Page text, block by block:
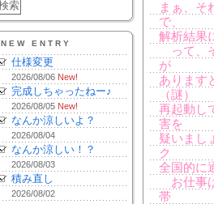
NEW ENTRY
仕様変更
2026/08/06 New!
完成しちゃったねー♪
2026/08/05 New!
なんか涼しいよ？
2026/08/04
なんか涼しい！？
2026/08/03
積み直し
2026/08/02
まぁ、そ
で、
解析結果
って、
が
あります
（謎）
再起動し
害を
疑いまし
ク
全国的に
お仕事
帯